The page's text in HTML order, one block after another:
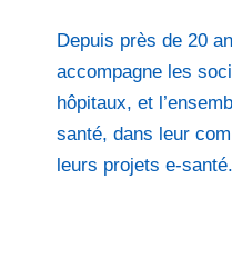
Depuis près de 20
accompagne les
hôpitaux, et
santé, dans leur
leurs projets e-santé.